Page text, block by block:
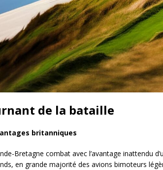
de la bataille
britanniques
Bretagne combat avec l’avantage inattendu
en grande majorité des avions bimoteurs